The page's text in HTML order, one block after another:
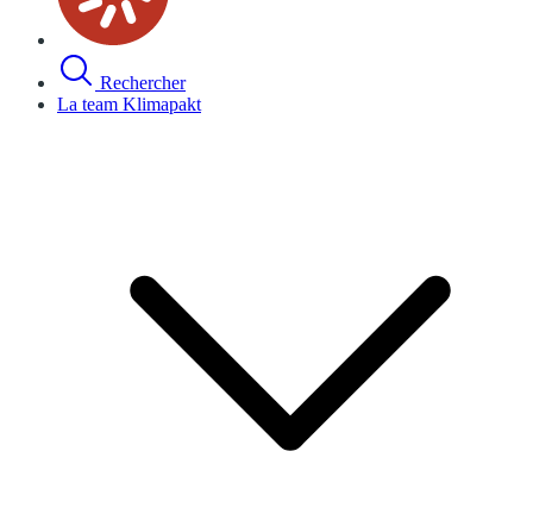
Rechercher
La team Klimapakt